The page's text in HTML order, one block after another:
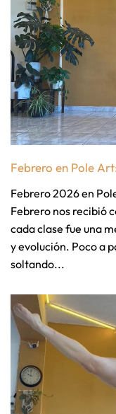
Febrero en Pole
Febrero 2026 en
Febrero nos recibió
cada clase fue una
y evolución. Poco a
soltando...